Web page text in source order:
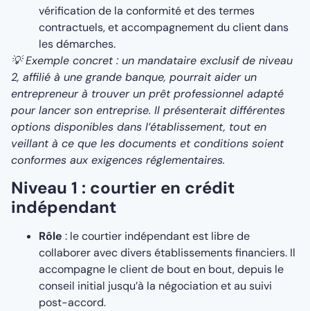
vérification de la conformité et des termes
contractuels, et accompagnement du client dans
les démarches.
💡 Exemple concret : un mandataire exclusif de niveau
2, affilié à une grande banque, pourrait aider un
entrepreneur à trouver un prêt professionnel adapté
pour lancer son entreprise. Il présenterait différentes
options disponibles dans l’établissement, tout en
veillant à ce que les documents et conditions soient
conformes aux exigences réglementaires.
Niveau 1 : courtier en crédit
indépendant
Rôle : le courtier indépendant est libre de
collaborer avec divers établissements financiers. Il
accompagne le client de bout en bout, depuis le
conseil initial jusqu’à la négociation et au suivi
post-accord.